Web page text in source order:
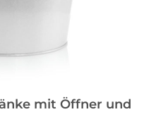
mit Öffner und